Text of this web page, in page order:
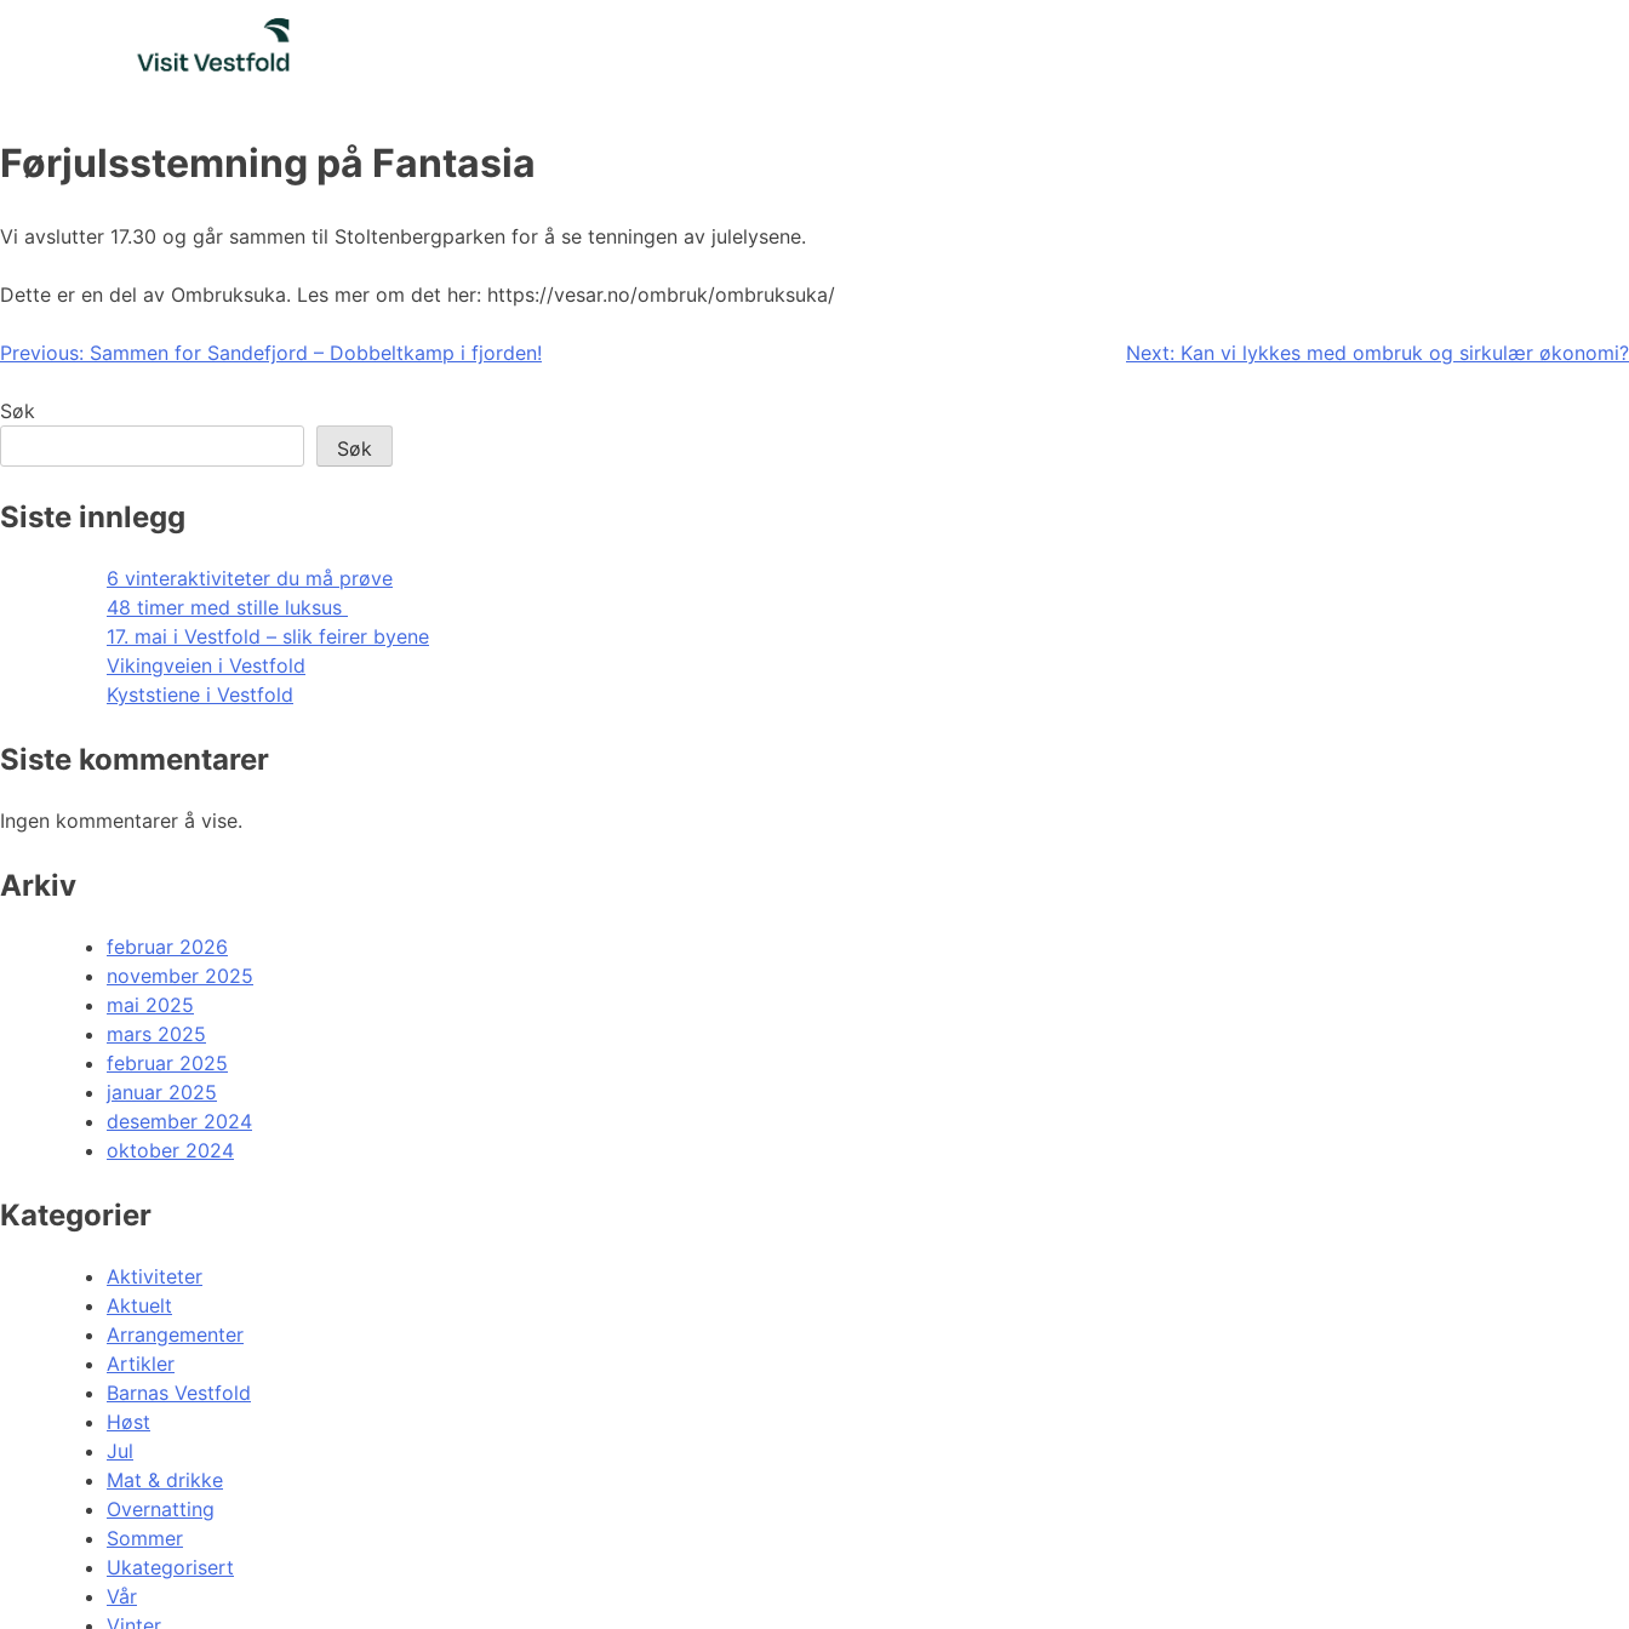
Førjulsstemning på Fantasia
Vi avslutter 17.30 og går sammen til Stoltenbergparken for å se tenningen av julelysene.
Dette er en del av Ombruksuka. Les mer om det her: https://vesar.no/ombruk/ombruksuka/
Innleggsnavigasjon
Previous: Sammen for Sandefjord – Dobbeltkamp i fjorden! Next: Kan vi lykkes med ombruk og sirkulær økonomi?
Søk
Søk
Siste innlegg
6 vinteraktiviteter du må prøve
48 timer med stille luksus
17. mai i Vestfold – slik feirer byene
Vikingveien i Vestfold
Kyststiene i Vestfold
Siste kommentarer
Ingen kommentarer å vise.
Arkiv
februar 2026
november 2025
mai 2025
mars 2025
februar 2025
januar 2025
desember 2024
oktober 2024
Kategorier
Aktiviteter
Aktuelt
Arrangementer
Artikler
Barnas Vestfold
Høst
Jul
Mat & drikke
Overnatting
Sommer
Ukategorisert
Vår